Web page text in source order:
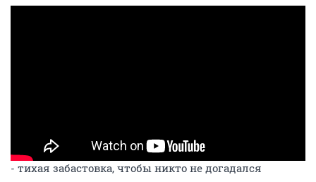
- тихая забастовка, чтобы никто не догадался